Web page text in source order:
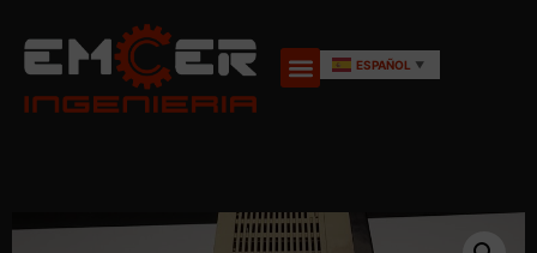
ESPAÑOL ▼